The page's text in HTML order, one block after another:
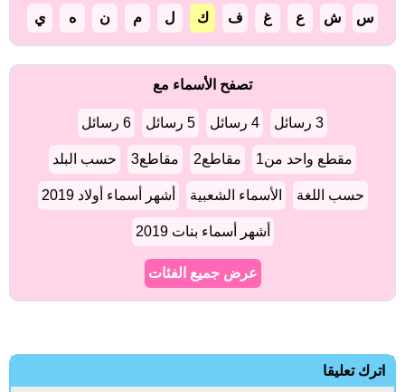
س ش ع غ ف ك ل م ن ه ي
تصفح الأسماء مع
3 رسائل 4 رسائل 5 رسائل 6 رسائل
مقطع واحد من1 مقاطع2 مقاطع3 حسب البلد
حسب اللغة الأسماء الشعبية أشهر أسماء أولاد 2019
أشهر أسماء بنات 2019
عرض جميع الفئات
اترك تعليقا